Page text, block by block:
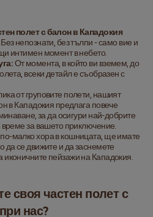
полет с балон в Кападокия
непознати, без тълпи - само вие и
интимен момент в небето.
От момента, в който ви вземем, до
всеки детайл е съобразен с
от груповите полети, нашият
в Кападокия предлага повече
за да осигури най-добрите
време за вашето приключение.
малко хора в кошницата, ще имате
да се движите и да заснемете
пейзажи на Кападокия.
своя частен полет с
нас?